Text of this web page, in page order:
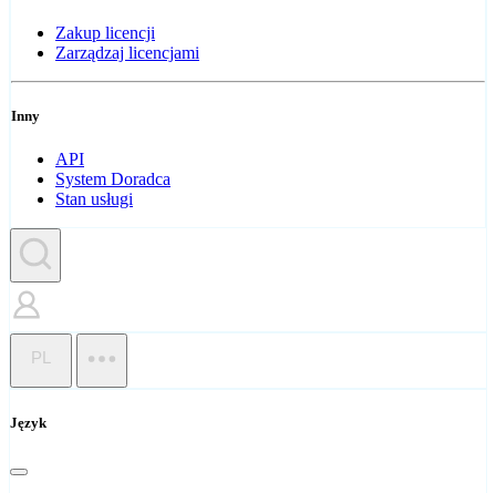
Zakup licencji
Zarządzaj licencjami
Inny
API
System Doradca
Stan usługi
PL
Język